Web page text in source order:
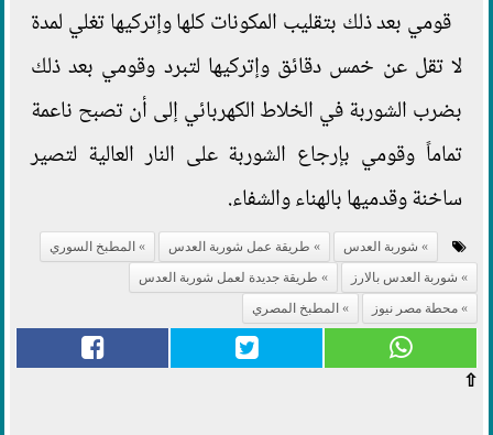
قومي بعد ذلك بتقليب المكونات كلها وإتركيها تغلي لمدة
لا تقل عن خمس دقائق وإتركيها لتبرد وقومي بعد ذلك
بضرب الشوربة في الخلاط الكهربائي إلى أن تصبح ناعمة
تماماً وقومي بإرجاع الشوربة على النار العالية لتصير
ساخنة وقدميها بالهناء والشفاء.
شوربة العدس طريقة عمل شوربة العدس
المطبخ السوري
شوربة العدس بالارز
طريقة جديدة لعمل شوربة العدس
محطة مصر نيوز
المطبخ المصري
⇧